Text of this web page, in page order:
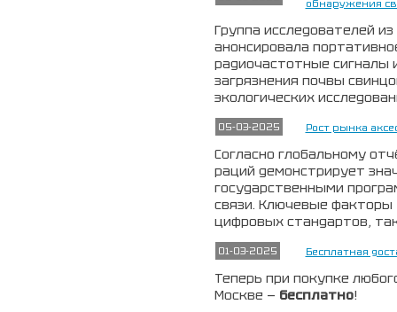
обнаружения
Группа исследователей
анонсировала
радиочастотные сигналы
загрязнения почвы
экологических
05-03-2025 Рост рынка
Согласно глобальному
раций демонстрирует
государственными
связи. Ключевые факторы
цифровых стандартов,
01-03-2025 Бесплатная
Теперь при покупке
Москве — бесплатно!